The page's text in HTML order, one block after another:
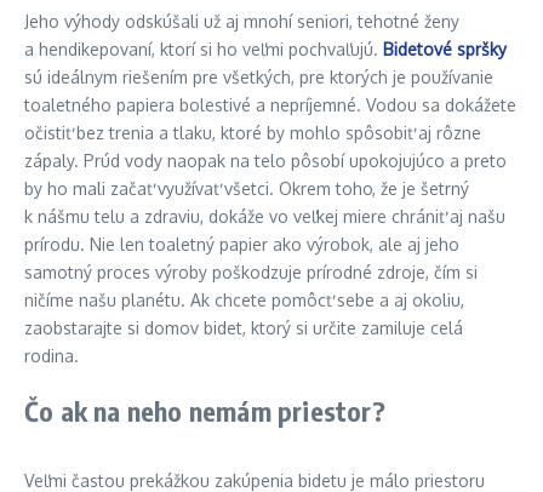
Jeho výhody odskúšali už aj mnohí seniori, tehotné ženy
a hendikepovaní, ktorí si ho veľmi pochvaľujú. Bidetové spršky
sú ideálnym riešením pre všetkých, pre ktorých je používanie
toaletného papiera bolestivé a nepríjemné. Vodou sa dokážete
očistiť bez trenia a tlaku, ktoré by mohlo spôsobiť aj rôzne
zápaly. Prúd vody naopak na telo pôsobí upokojujúco a preto
by ho mali začať využívať všetci. Okrem toho, že je šetrný
k nášmu telu a zdraviu, dokáže vo veľkej miere chrániť aj našu
prírodu. Nie len toaletný papier ako výrobok, ale aj jeho
samotný proces výroby poškodzuje prírodné zdroje, čím si
ničíme našu planétu. Ak chcete pomôcť sebe a aj okoliu,
zaobstarajte si domov bidet, ktorý si určite zamiluje celá
rodina.
Čo ak na neho nemám priestor?
Veľmi častou prekážkou zakúpenia bidetu je málo priestoru